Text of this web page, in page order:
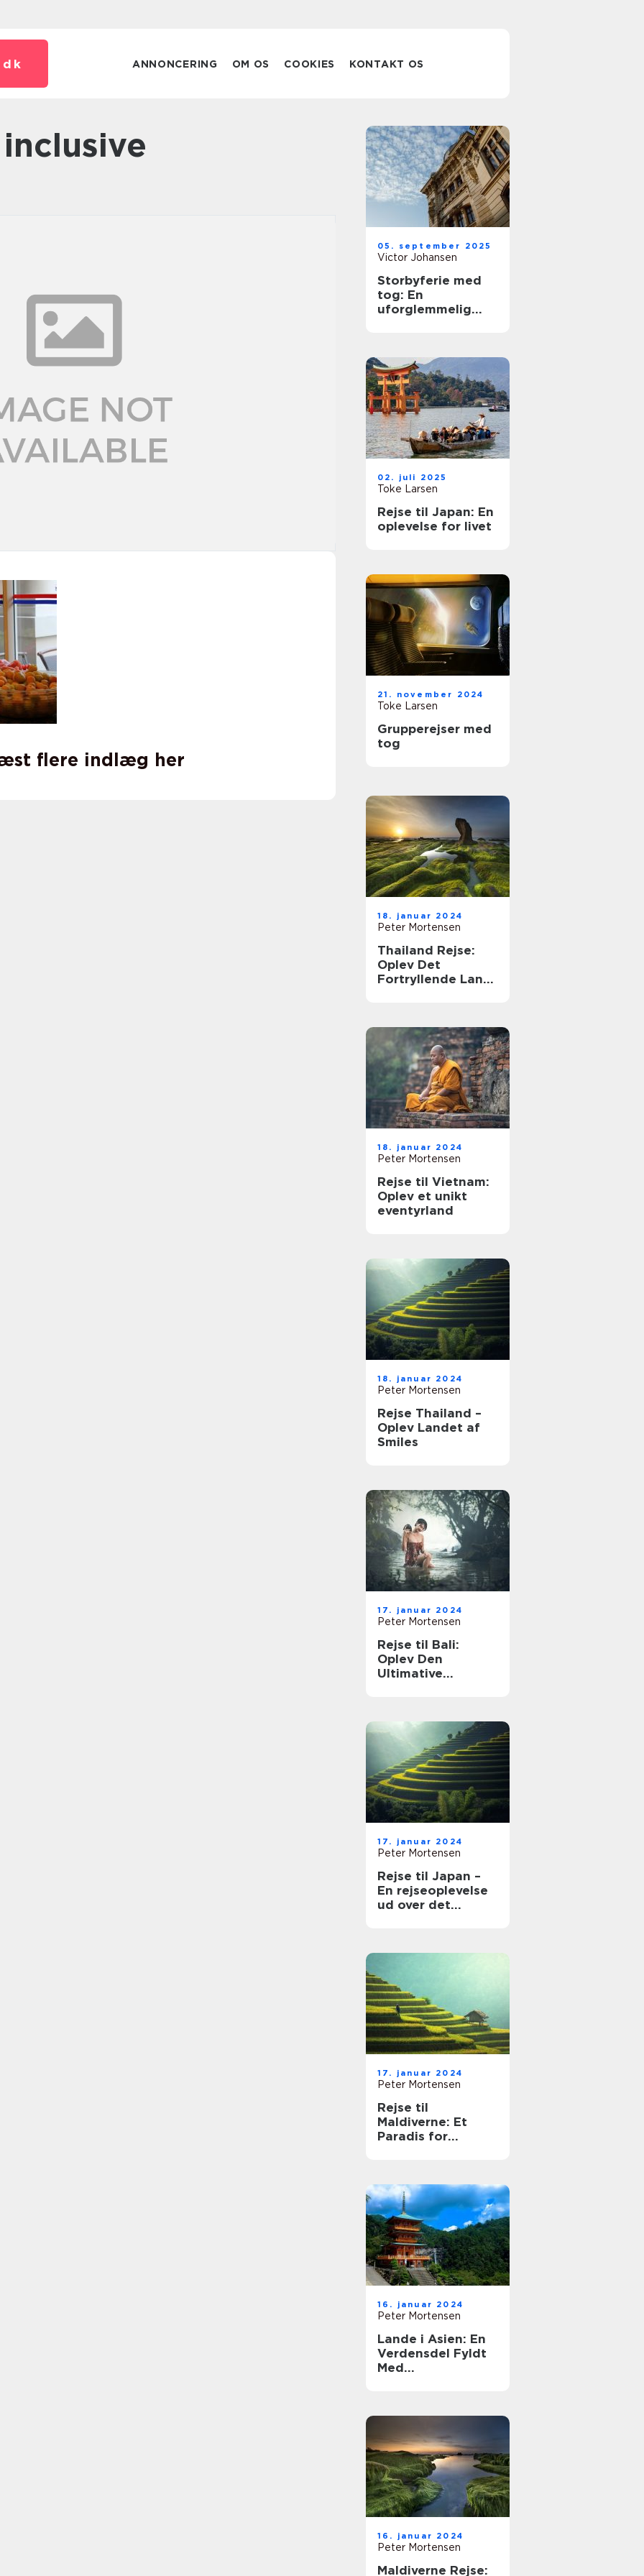
dk ANNONCERING OM OS COOKIES KONTAKT OS
flere indlæg her
05. september 2025
Victor Johansen
Storbyferie med
tog: En
uforglemmelig
02. juli 2025
Toke Larsen
Rejse til Japan: En
oplevelse for livet
21. november 2024
Toke Larsen
Grupperejser med
tog
18. januar 2024
Peter Mortensen
Thailand Rejse:
Oplev Det
Fortryllende Land
18. januar 2024
Peter Mortensen
Rejse til Vietnam:
Oplev et unikt
eventyrland
18. januar 2024
Peter Mortensen
Rejse Thailand –
Oplev Landet af
Smiles
17. januar 2024
Peter Mortensen
Rejse til Bali:
Oplev Den
Ultimative
17. januar 2024
Peter Mortensen
Rejse til Japan –
En rejseoplevelse
ud over det
17. januar 2024
Peter Mortensen
Rejse til
Maldiverne: Et
Paradis for
16. januar 2024
Peter Mortensen
Lande i Asien: En
Verdensdel Fyldt
Med
16. januar 2024
Peter Mortensen
Maldiverne Rejse: